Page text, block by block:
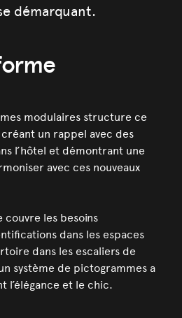
démarquant.
modulaires structure ce
un rappel avec des
l’hôtel et démontrant une
avec ces nouveaux
couvre les besoins
dans les espaces
dans les escaliers de
système de pictogrammes a
l’élégance et le chic.